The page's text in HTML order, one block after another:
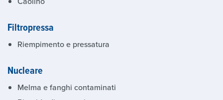
Filtropressa
Riempimento e pressatura
Nucleare
Melma e fanghi contaminati